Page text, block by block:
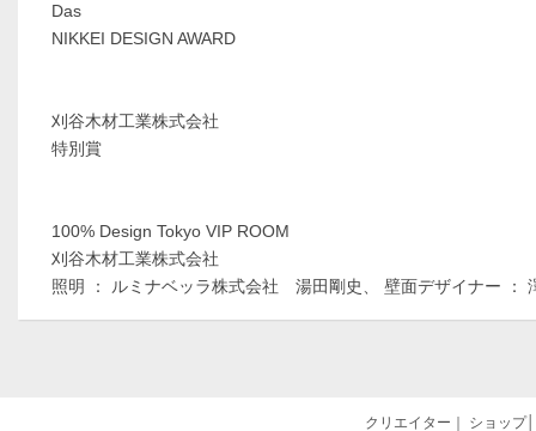
Das
NIKKEI DESIGN AWARD
刈谷木材工業株式会社
特別賞
100% Design Tokyo VIP ROOM
刈谷木材工業株式会社
照明 ： ルミナベッラ株式会社 湯田剛史、 壁面デザイナー
クリエイター ショップ